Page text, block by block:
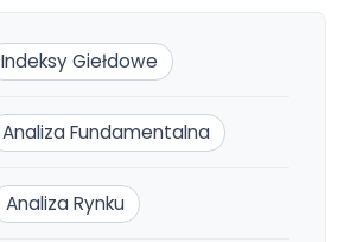
Indeksy Giełdowe
Analiza Fundamentalna
Analiza Rynku